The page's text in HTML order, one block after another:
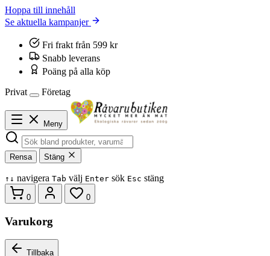
Hoppa till innehåll
Se aktuella kampanjer
Fri frakt från 599 kr
Snabb leverans
Poäng på alla köp
Privat
Företag
Meny
Rensa Stäng
↑ ↓ navigera Tab välj Enter sök Esc stäng
0 0
Varukorg
Tillbaka